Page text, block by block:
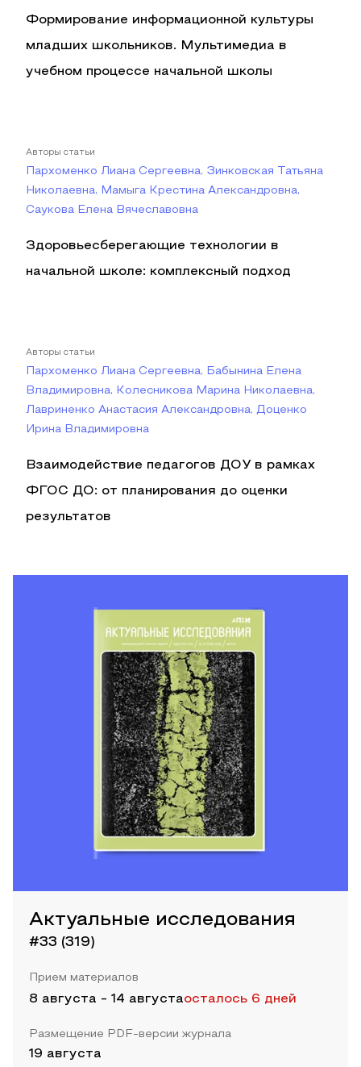
Формирование информационной культуры
младших школьников. Мультимедиа в
учебном процессе начальной школы
Авторы статьи
Пархоменко Лиана Сергеевна, Зинковская Татьяна
Николаевна, Мамыга Крестина Александровна,
Саукова Елена Вячеславовна
Здоровьесберегающие технологии в
начальной школе: комплексный подход
Авторы статьи
Пархоменко Лиана Сергеевна, Бабынина Елена
Владимировна, Колесникова Марина Николаевна,
Лавриненко Анастасия Александровна, Доценко
Ирина Владимировна
Взаимодействие педагогов ДОУ в рамках
ФГОС ДО: от планирования до оценки
результатов
Актуальные исследования
#33 (319)
Прием материалов
8 августа - 14 августаосталось 6 дней
Размещение PDF-версии журнала
19 августа